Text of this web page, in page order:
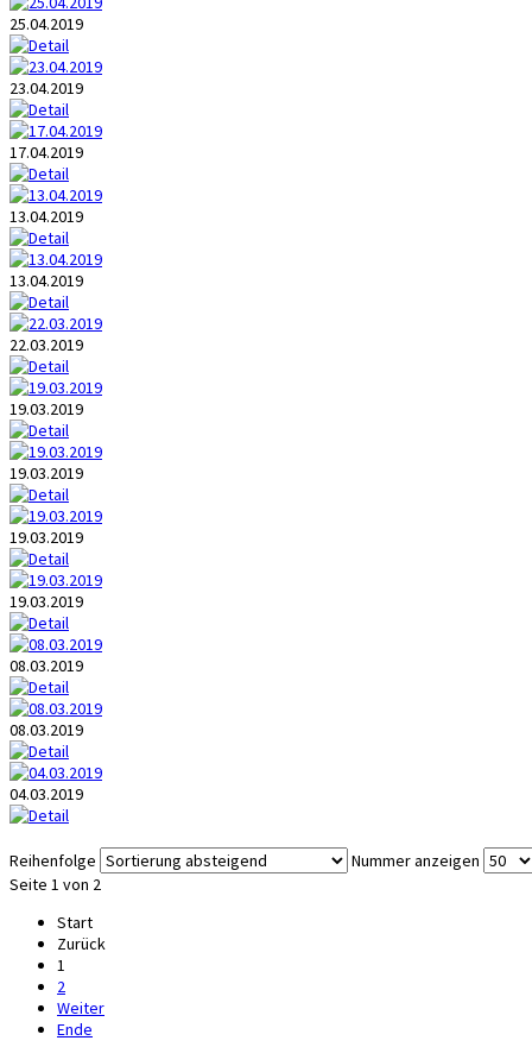
25.04.2019
23.04.2019
17.04.2019
13.04.2019
13.04.2019
22.03.2019
19.03.2019
19.03.2019
19.03.2019
19.03.2019
08.03.2019
08.03.2019
04.03.2019
Reihenfolge
Nummer anzeigen
Seite 1 von 2
Start
Zurück
1
2
Weiter
Ende